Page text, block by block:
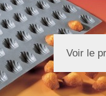
Voir le